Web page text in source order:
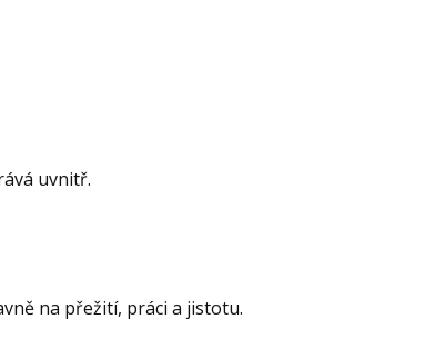
uvnitř.
na přežití, práci a jistotu.